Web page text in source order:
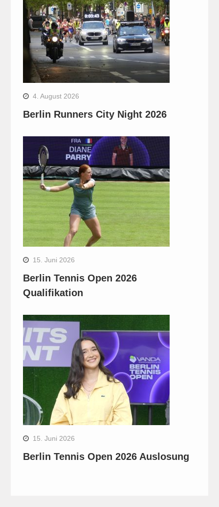
4. August 2026
Berlin Runners City Night 2026
15. Juni 2026
Berlin Tennis Open 2026
Qualifikation
15. Juni 2026
Berlin Tennis Open 2026 Auslosung